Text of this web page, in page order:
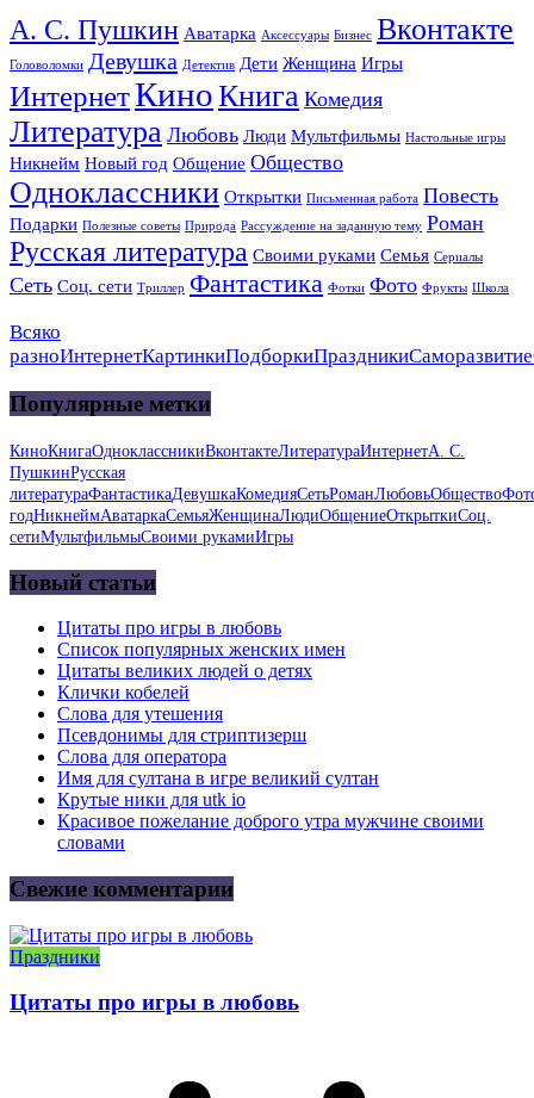
А. С. Пушкин Аватарка Аксессуары Бизнес Вконтакте
Головоломки Девушка Детектив Дети Женщина Игры
ИнтернетКиноКнига Комедия
Литература Любовь Люди Мультфильмы Настольные игры
Никнейм Новый год Общение Общество
Одноклассники Открытки Письменная работа Повесть
Подарки Полезные советы Природа Рассуждение на заданную тему Роман
Русская литература Своими руками Семья Сериалы
Сеть Соц. сети Триллер Фантастика Фотки Фото Фрукты Школа
Всяко
разноИнтернетКартинкиПодборкиПраздникиСаморазвитие
Популярные метки
КиноКнигаОдноклассникиВконтактеЛитератураИнтернетА. С.
ПушкинРусская
литератураФантастикаДевушкаКомедияСетьРоманЛюбовьОбщество
годНикнеймАватаркаСемьяЖенщинаЛюдиОбщениеОткрыткиСоц.
сетиМультфильмыСвоими рукамиИгры
Новый статьи
Цитаты про игры в любовь
Список популярных женских имен
Цитаты великих людей о детях
Клички кобелей
Слова для утешения
Псевдонимы для стриптизерш
Слова для оператора
Имя для султана в игре великий султан
Крутые ники для utk io
Красивое пожелание доброго утра мужчине своими
словами
Свежие комментарии
Праздники
Цитаты про игры в любовь